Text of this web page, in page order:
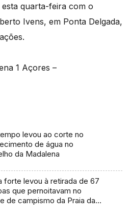
quarta-feira com o
Ivens, em Ponta Delgada,
1 Açores –
levou ao corte no
de água no
da Madalena
forte levou à retirada de 67
que pernoitavam no
de campismo da Praia da